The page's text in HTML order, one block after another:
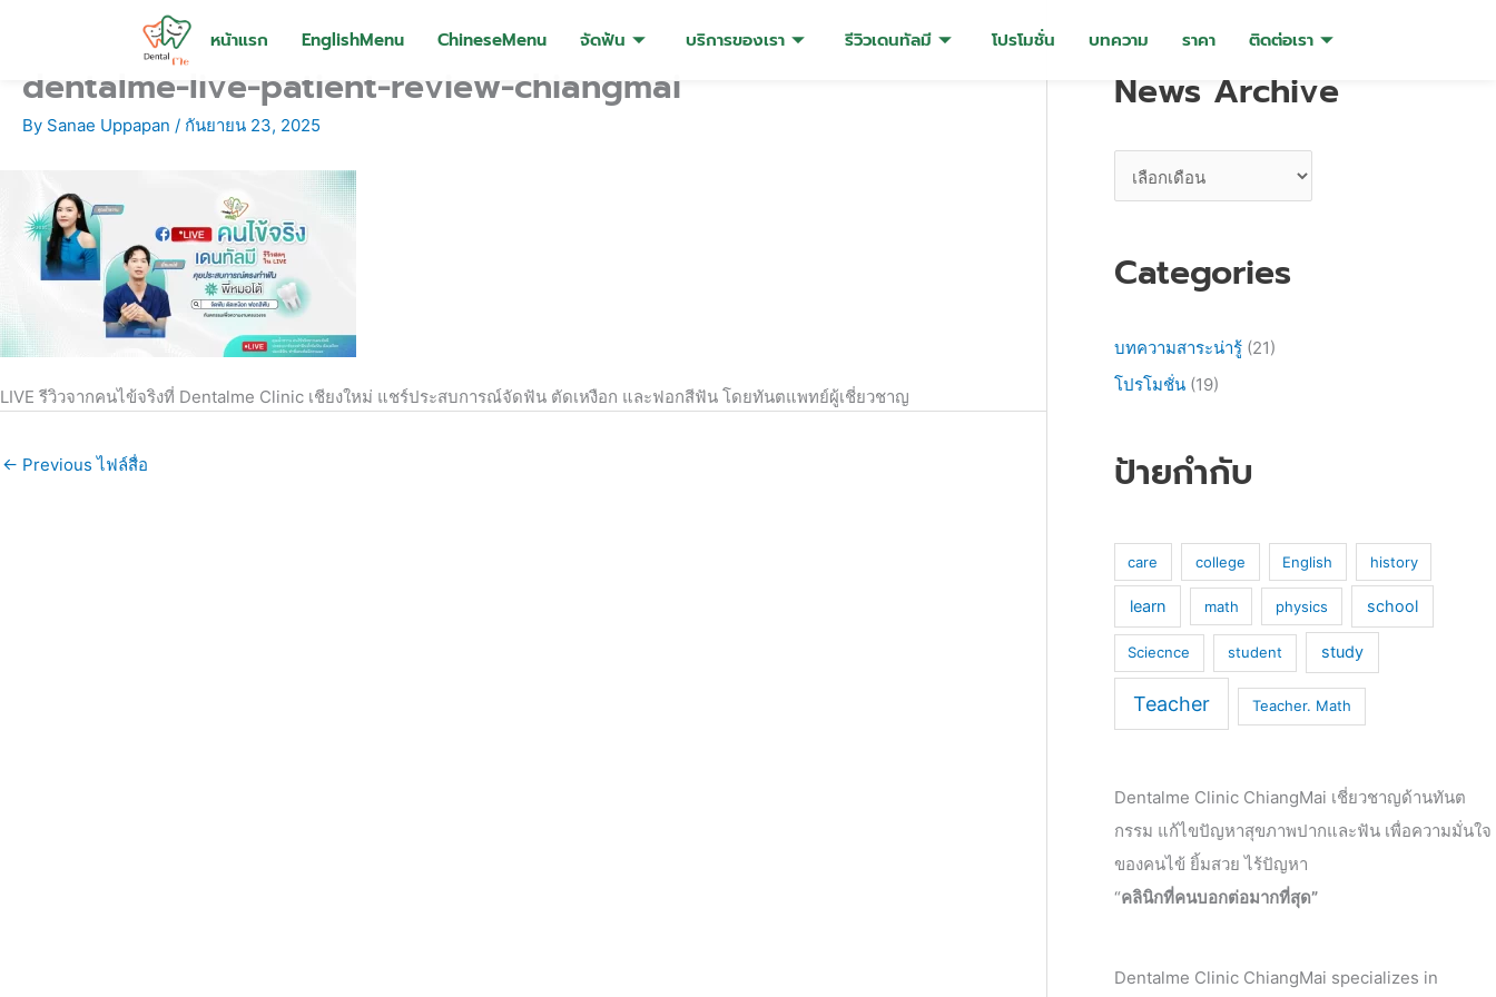
หน้าแรก EnglishMenu ChineseMenu จัดฟัน บริการของเรา รีวิวเดนทัลมี โปรโมชั่น บทความ ราคา ติดต่อเรา
dentalme-live-patient-review-chiangmai
By Sanae Uppapan / กันยายน 23, 2025
LIVE รีวิวจากคนไข้จริงที่ Dentalme Clinic เชียงใหม่ แชร์ประสบการณ์จัดฟัน ตัดเหงือก และฟอกสีฟัน โดยทันตแพทย์ผู้เชี่ยวชาญ
← Previous ไฟล์สื่อ
News Archive
e
w
A
i
e
Categories
บทความสาระน่ารู้(21)
โปรโมชั่น(19)
ป้ายกำกับ
care college English history
learn math physics school
Sciecnce student study
Teacher Teacher. Math
Dentalme Clinic ChiangMai เชี่ยวชาญด้านทันต
กรรม แก้ไขปัญหาสุขภาพปากและฟัน เพื่อความมั่นใจ
ของคนไข้ ยิ้มสวย ไร้ปัญหา
“คลินิกที่คนบอกต่อมากที่สุด”
Dentalme Clinic ChiangMai specializes in